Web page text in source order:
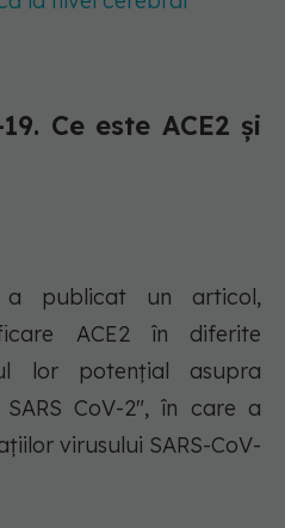
Ce este ACE2 și
a publicat un articol,
ACE2 în diferite
lor potențial asupra
CoV-2", în care a
virusului SARS-CoV-